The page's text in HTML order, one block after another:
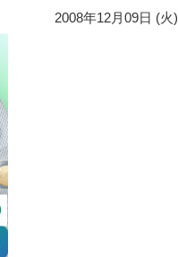
2008年12月09日 (火)